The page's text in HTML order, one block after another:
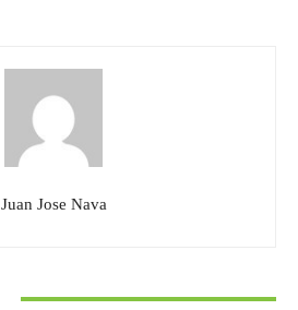
Juan Jose Nava